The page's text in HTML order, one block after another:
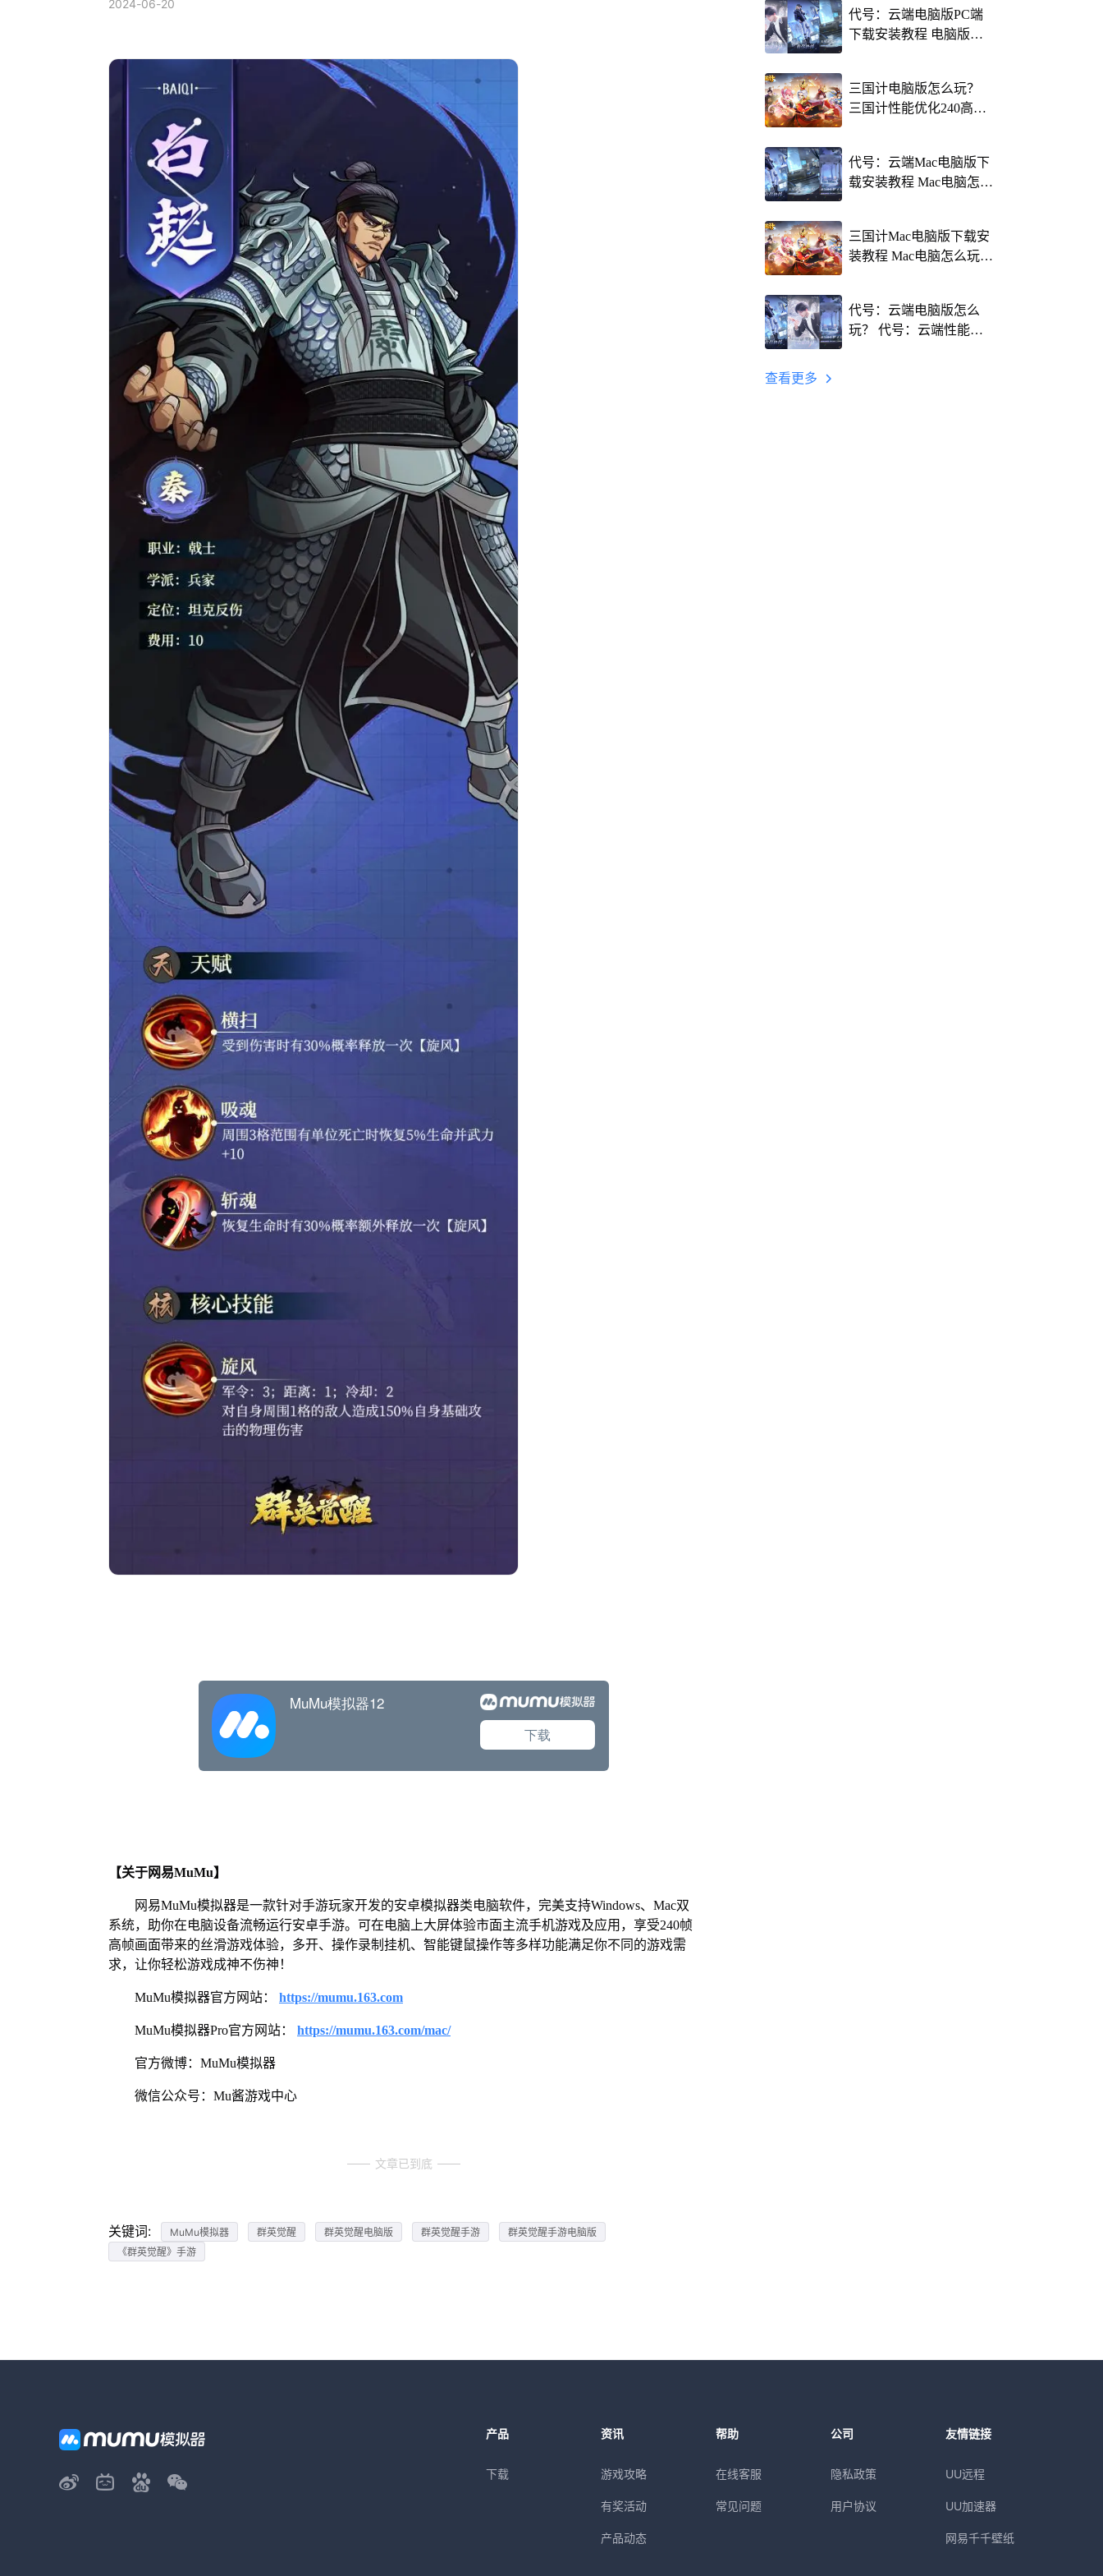
2024-06-20
【关于网易MuMu】
网易MuMu模拟器是一款针对手游玩家开发的安卓模拟器类电脑软件，完美支持Windows、Mac双
系统，助你在电脑设备流畅运行安卓手游。可在电脑上大屏体验市面主流手机游戏及应用，享受240帧
高帧画面带来的丝滑游戏体验，多开、操作录制挂机、智能键鼠操作等多样功能满足你不同的游戏需
求，让你轻松游戏成神不伤神！
MuMu模拟器官方网站： https://mumu.163.com
MuMu模拟器Pro官方网站： https://mumu.163.com/mac/
官方微博：MuMu模拟器
微信公众号：Mu酱游戏中心
文章已到底
关键词: MuMu模拟器 群英觉醒 群英觉醒电脑版 群英觉醒手游
群英觉醒手游电脑版
《群英觉醒》手游
代号：云端电脑版PC端
下载安装教程 电脑版怎
三国计电脑版怎么玩？
三国计性能优化240高帧
代号：云端Mac电脑版下
载安装教程 Mac电脑怎么
三国计Mac电脑版下载安
装教程 Mac电脑怎么玩三
代号：云端电脑版怎么
玩？ 代号：云端性能优
查看更多
产品
下载
资讯
游戏攻略
有奖活动
产品动态
帮助
在线客服
常见问题
公司
隐私政策
用户协议
友情链接
UU远程
UU加速器
网易千千壁纸